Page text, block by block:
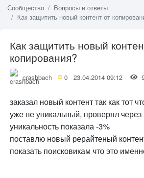
Сообщество
Вопросы и ответы
Как защитить новый контент от
Как защитить новый
копирования?
crashbach 0 23.04.2014 09:12
заказал новый контент так как тот
уже не уникальный, проверял
уникальность показала -3%
поставлю новый рерайтеный
показать поисковикам что это